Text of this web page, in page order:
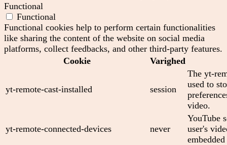
Functional
Functional
Functional cookies help to perform certain functionalities
like sharing the content of the website on social media
platforms, collect feedbacks, and other third-party features.
Cookie
Varighed
yt-remote-cast-installed session
The yt-
used to
video.
yt-remote-connected-devices never
YouTube
user's